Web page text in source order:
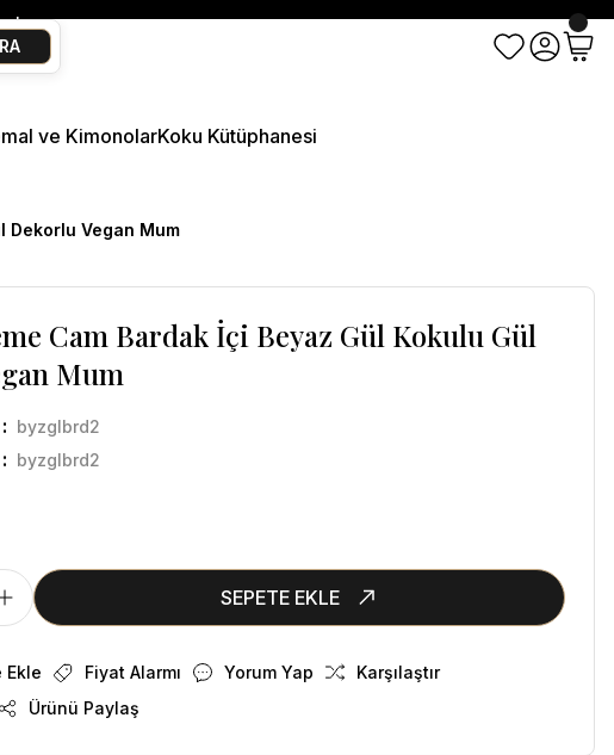
ve KimonolarKoku Kütüphanesi
Dekorlu Vegan Mum
Cam Bardak İçi Beyaz Gül Kokulu Gül
Mum
byzglbrd2
byzglbrd2
SEPETE EKLE
Fiyat Alarmı Yorum Yap
Karşılaştır
Ürünü Paylaş